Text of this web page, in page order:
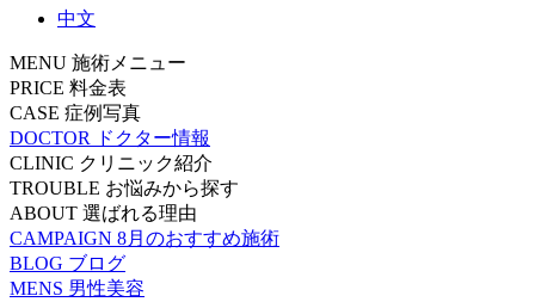
中文
MENU 施術メニュー
PRICE 料金表
CASE 症例写真
DOCTOR
ドクター情報
CLINIC クリニック紹介
TROUBLE お悩みから探す
ABOUT 選ばれる理由
CAMPAIGN 8月のおすすめ施術
BLOG ブログ
MENS 男性美容